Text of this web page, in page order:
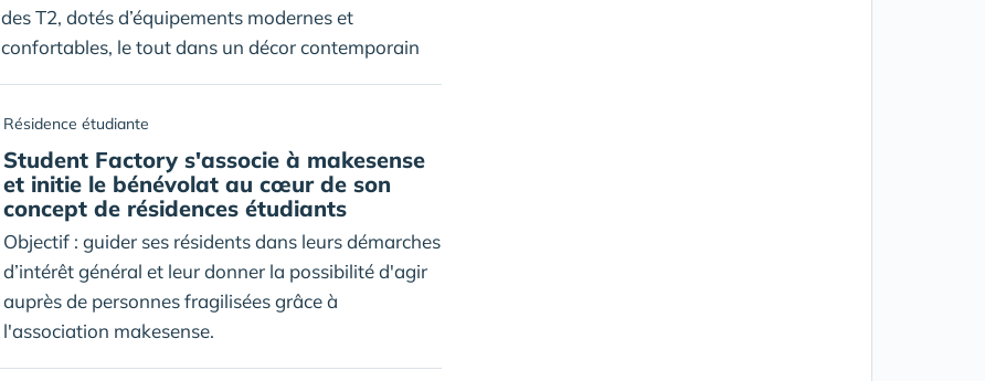
des T2, dotés d’équipements modernes et
confortables, le tout dans un décor contemporain
Résidence étudiante
Student Factory s'associe à makesense
et initie le bénévolat au cœur de son
concept de résidences étudiants
Objectif : guider ses résidents dans leurs démarches
d’intérêt général et leur donner la possibilité d'agir
auprès de personnes fragilisées grâce à
l'association makesense.